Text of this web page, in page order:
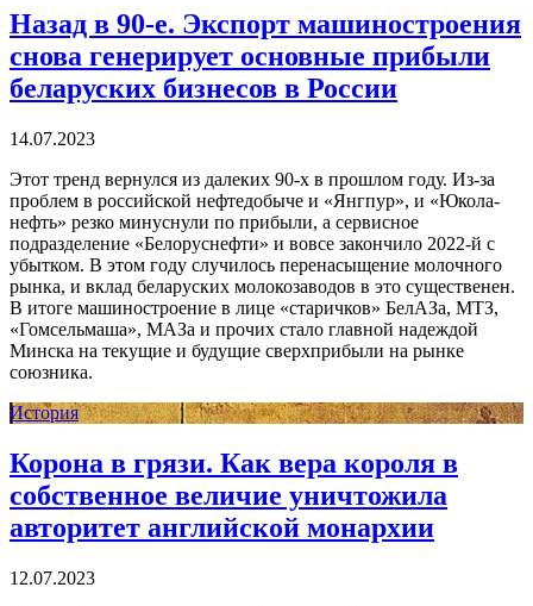
Назад в 90-е. Экспорт машиностроения
снова генерирует основные прибыли
беларуских бизнесов в России
14.07.2023
Этот тренд вернулся из далеких 90-х в прошлом году. Из-за
проблем в российской нефтедобыче и «Янгпур», и «Юкола-
нефть» резко минуснули по прибыли, а сервисное
подразделение «Белоруснефти» и вовсе закончило 2022-й с
убытком. В этом году случилось перенасыщение молочного
рынка, и вклад беларуских молокозаводов в это существенен.
В итоге машиностроение в лице «старичков» БелАЗа, МТЗ,
«Гомсельмаша», МАЗа и прочих стало главной надеждой
Минска на текущие и будущие сверхприбыли на рынке
союзника.
История
Корона в грязи. Как вера короля в
собственное величие уничтожила
авторитет английской монархии
12.07.2023